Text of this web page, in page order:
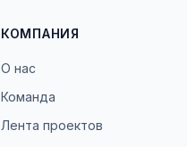
КОМПАНИЯ
О нас
Команда
Лента проектов